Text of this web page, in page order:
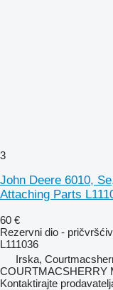
3
John Deere 6010,
Attaching Parts
60 €
Rezervni dio -
L111036
Irska,
COURTMACSHERRY
Kontaktirajte